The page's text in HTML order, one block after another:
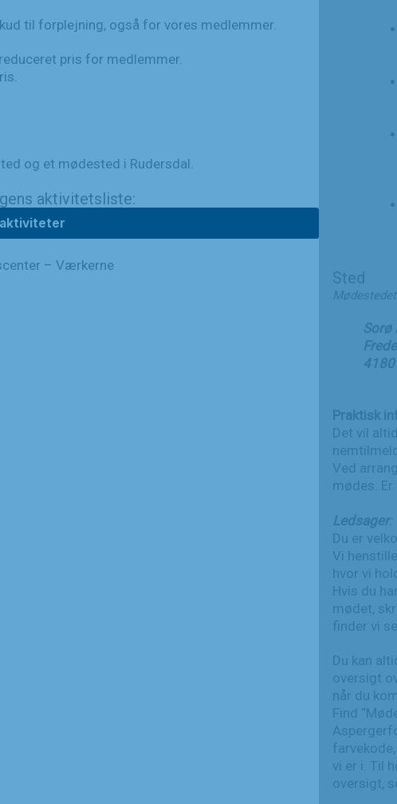
til forplejning, også for vores medlemmer.
pris for medlemmer.
og et mødested i Rudersdal.
aktivitetsliste:
– Værkerne
Sted
Sorø
Praktisk
Det vil
Ved
mødes. Er
Ledsager:
Du er
Vi
hvor vi
Hvis du
mødet,
finder vi
Du kan
oversigt
når du
Find
vi er i. Til
oversigt,